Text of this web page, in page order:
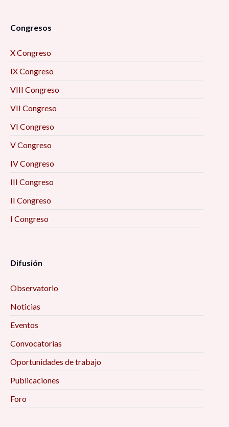
Congresos
X Congreso
IX Congreso
VIII Congreso
VII Congreso
VI Congreso
V Congreso
IV Congreso
III Congreso
II Congreso
I Congreso
Difusión
Observatorio
Noticias
Eventos
Convocatorias
Oportunidades de trabajo
Publicaciones
Foro